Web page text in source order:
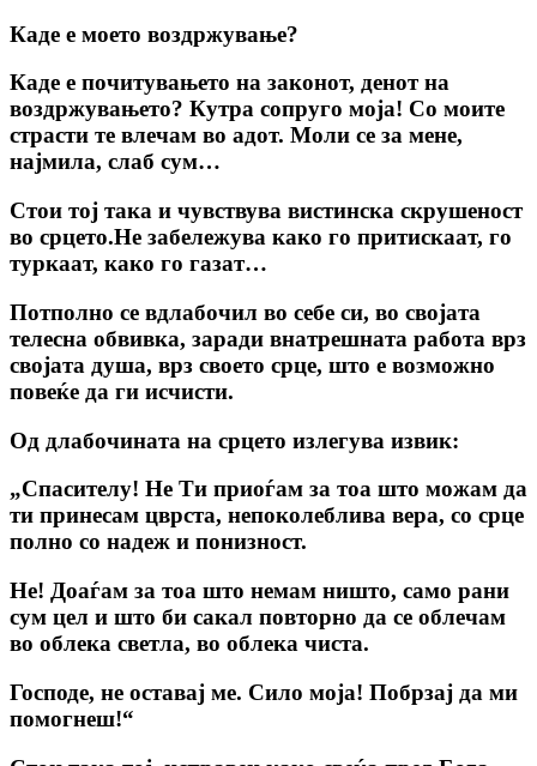
Каде е моето воздржување?
Каде е почитувањето на законот, денот на
воздржувањето? Кутра сопруго моја! Со моите
страсти те влечам во адот. Моли се за мене,
најмила, слаб сум…
Стои тој така и чувствува вистинска скрушеност
во срцето.Не забележува како го притискаат, го
туркаат, како го газат…
Потполно се вдлабочил во себе си, во својата
телесна обвивка, заради внатрешната работа врз
својата душа, врз своето срце, што е возможно
повеќе да ги исчисти.
Од длабочината на срцето излегува извик:
„Спасителу! Не Ти приоѓам за тоа што можам да
ти принесам цврста, непоколеблива вера, со срце
полно со надеж и понизност.
Не! Доаѓам за тоа што немам ништо, само рани
сум цел и што би сакал повторно да се облечам
во облека светла, во облека чиста.
Господе, не оставај ме. Сило моја! Побрзај да ми
помогнеш!“